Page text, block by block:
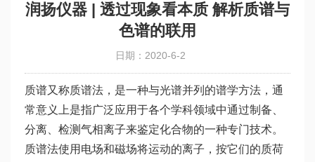
润扬仪器 | 透过现象看本质 解析质谱与
色谱的联用
日期：2020-6-2
质谱又称质谱法，是一种与光谱并列的谱学方法，通
常意义上是指广泛应用于各个学科领域中通过制备、
分离、检测气相离子来鉴定化合物的一种专门技术。
质谱法使用电场和磁场将运动的离子，按它们的质荷